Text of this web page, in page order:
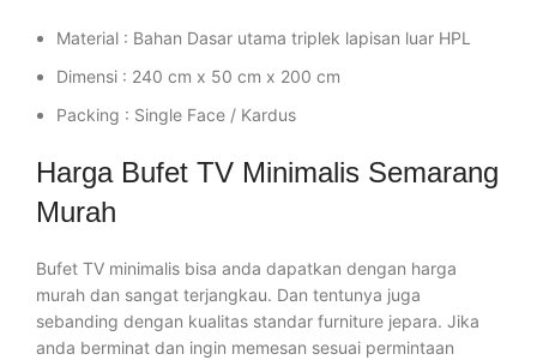
Material : Bahan Dasar utama triplek lapisan luar HPL
Dimensi : 240 cm x 50 cm x 200 cm
Packing : Single Face / Kardus
Harga Bufet TV Minimalis Semarang
Murah
Bufet TV minimalis bisa anda dapatkan dengan harga
murah dan sangat terjangkau. Dan tentunya juga
sebanding dengan kualitas standar furniture jepara. Jika
anda berminat dan ingin memesan sesuai permintaan